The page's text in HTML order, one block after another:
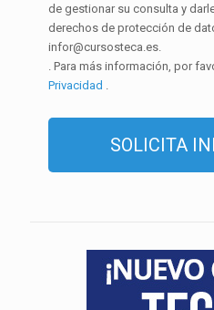
de gestionar su consulta y
derechos de protección de
infor@cursosteca.es.
. Para más información, por
Privacidad